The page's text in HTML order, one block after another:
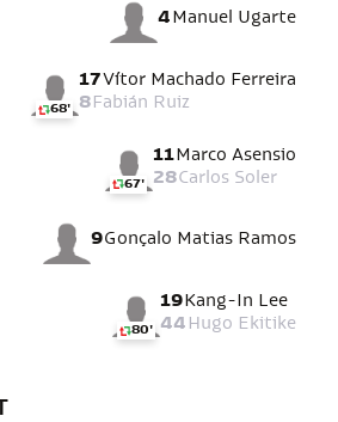
Manuel Ugarte
4
Vítor Machado Ferreira
17
Fabián Ruiz
8
68'
Marco Asensio
11
Carlos Soler
28
67'
Gonçalo Matias Ramos
9
Kang-In Lee
19
Hugo Ekitike
44
80'